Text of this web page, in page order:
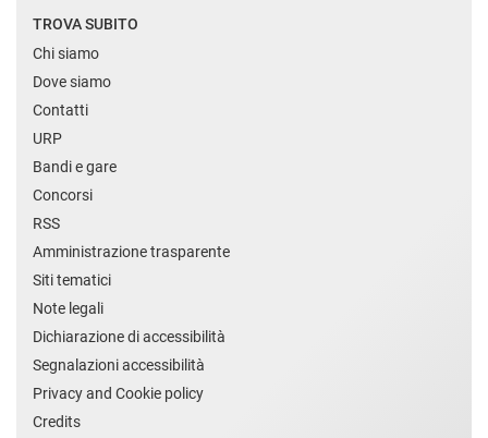
TROVA SUBITO
Chi siamo
Dove siamo
Contatti
URP
Bandi e gare
Concorsi
RSS
Amministrazione trasparente
Siti tematici
Note legali
Dichiarazione di accessibilità
Segnalazioni accessibilità
Privacy and Cookie policy
Credits